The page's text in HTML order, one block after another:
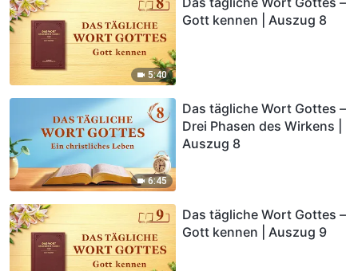
5:40
Gott kennen | Auszug 8
6:45
Das tägliche Wort Gottes –
Drei Phasen des Wirkens |
Auszug 8
Das tägliche Wort Gottes –
Gott kennen | Auszug 9